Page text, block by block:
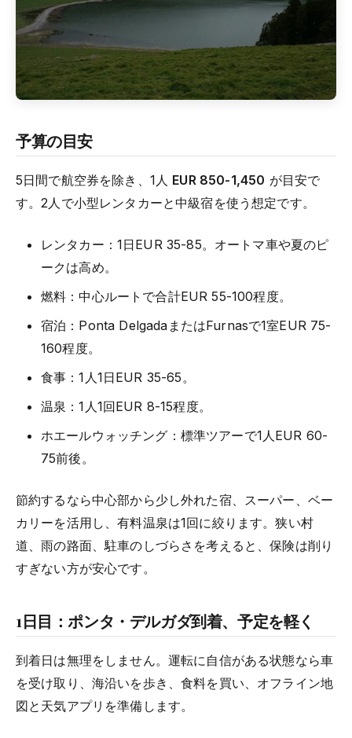
予算の目安
5日間で航空券を除き、1人 EUR 850-1,450 が目安で
す。2人で小型レンタカーと中級宿を使う想定です。
レンタカー：1日EUR 35-85。オートマ車や夏のピ
ークは高め。
燃料：中心ルートで合計EUR 55-100程度。
宿泊：Ponta DelgadaまたはFurnasで1室EUR 75-
160程度。
食事：1人1日EUR 35-65。
温泉：1人1回EUR 8-15程度。
ホエールウォッチング：標準ツアーで1人EUR 60-
75前後。
節約するなら中心部から少し外れた宿、スーパー、ベー
カリーを活用し、有料温泉は1回に絞ります。狭い村
道、雨の路面、駐車のしづらさを考えると、保険は削り
すぎない方が安心です。
1日目：ポンタ・デルガダ到着、予定を軽く
到着日は無理をしません。運転に自信がある状態なら車
を受け取り、海沿いを歩き、食料を買い、オフライン地
図と天気アプリを準備します。